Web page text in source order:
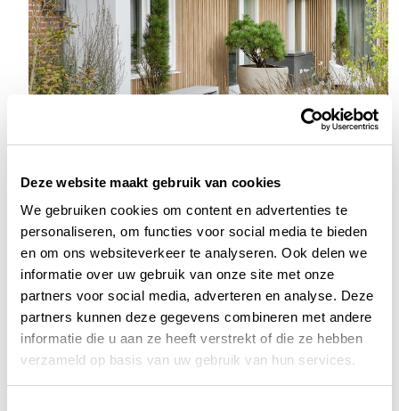
Deze website maakt gebruik van cookies
We gebruiken cookies om content en advertenties te
personaliseren, om functies voor social media te bieden
en om ons websiteverkeer te analyseren. Ook delen we
informatie over uw gebruik van onze site met onze
partners voor social media, adverteren en analyse. Deze
partners kunnen deze gegevens combineren met andere
informatie die u aan ze heeft verstrekt of die ze hebben
verzameld op basis van uw gebruik van hun services.
wonen
Restauratie & verbouwing villa te
Laren